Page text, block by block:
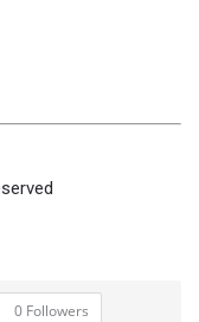
0 Followers